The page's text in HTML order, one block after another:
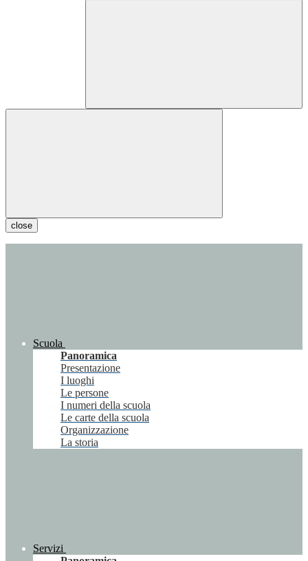
close
Scuola
Panoramica
Presentazione
I luoghi
Le persone
I numeri della scuola
Le carte della scuola
Organizzazione
La storia
Servizi